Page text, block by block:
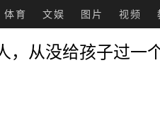
体育 文娱 图片 视频
，从没给孩子过一